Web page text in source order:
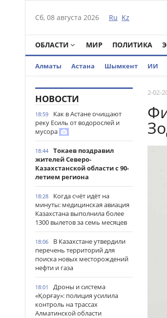
Сб, 08 августа 2026 Ru Kz
ОБЛАСТИ МИР ПОЛИТИКА
Алматы Астана Шымкент ИИ
НОВОСТИ
18:59
Как в Астане очищают
реку Есиль от водорослей и
мусора
18:44
Токаев поздравил
жителей Северо-
Казахстанской области с 90-
летием региона
18:28
Когда счёт идёт на
минуты: медицинская авиация
Казахстана выполнила более
1300 вылетов за семь месяцев
18:06
В Казахстане утвердили
перечень территорий для
поиска новых месторождений
нефти и газа
18:01
Дроны и система
«Қорғау»: полиция усилила
контроль на трассах
Алматинской области
2-02-